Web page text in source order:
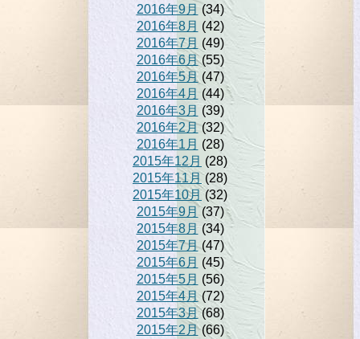
2016年9月 (34)
2016年8月 (42)
2016年7月 (49)
2016年6月(55)
2016年5月(47)
2016年4月 (44)
2016年3月 (39)
2016年2月(32)
2016年1月 (28)
2015年12月 (28)
2015年11月(28)
2015年10月(32)
2015年9月 (37)
2015年8月(34)
2015年7月(47)
2015年6月 (45)
2015年5月 (56)
2015年4月 (72)
2015年3月(68)
2015年2月(66)